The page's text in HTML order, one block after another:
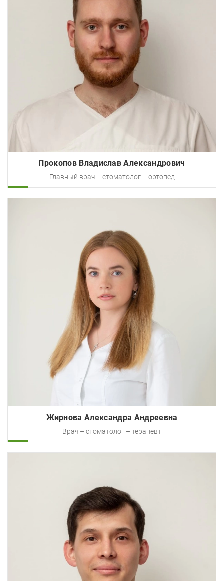
Прокопов Владислав Александрович
Главный врач – стоматолог – ортопед
Жирнова Александра Андреевна
Врач – стоматолог – терапевт